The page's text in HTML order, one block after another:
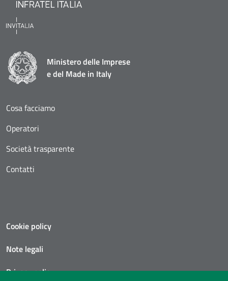
Ministero delle Imprese
e del Made in Italy
Cosa facciamo
Operatori
Società trasparente
Contatti
Cookie policy
Note legali
Privacy policyPagina attuale